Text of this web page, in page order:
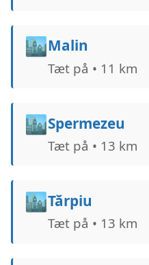
🏙️Malin
Tæt på • 11 km
🏙️Spermezeu
Tæt på • 13 km
🏙️Tărpiu
Tæt på • 13 km